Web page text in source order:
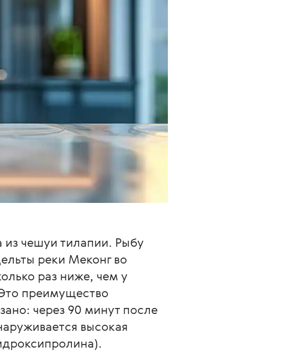
чешуи тилапии. Рыбу
реки Меконг во
раз ниже, чем у
преимущество
через 90 минут после
высокая